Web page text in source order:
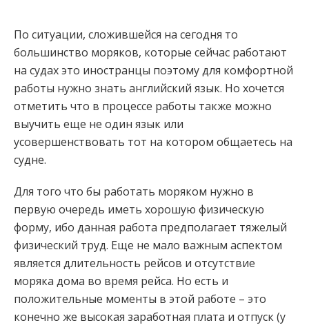
По ситуации, сложившейся на сегодня то
большинство моряков, которые сейчас работают
на судах это иностранцы поэтому для комфортной
работы нужно знать английский язык. Но хочется
отметить что в процессе работы также можно
выучить еще не один язык или
усовершенствовать тот на котором общаетесь на
судне.
Для того что бы работать моряком нужно в
первую очередь иметь хорошую физическую
форму, ибо данная работа предполагает тяжелый
физический труд. Еще не мало важным аспектом
является длительность рейсов и отсутствие
моряка дома во время рейса. Но есть и
положительные моменты в этой работе – это
конечно же высокая заработная плата и отпуск (у